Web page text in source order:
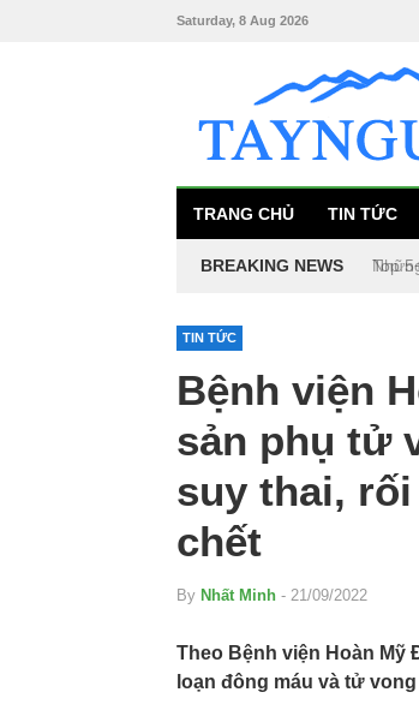
Saturday, 8 Aug 2026
TRANG CHỦ TIN TỨC
BREAKING NEWS Top
TIN TỨC
Bệnh viện
sản phụ tử
suy thai,
chết
By Nhất Minh - 21/09/2022
Theo Bệnh viện Hoàn Mỹ
loạn đông máu và tử